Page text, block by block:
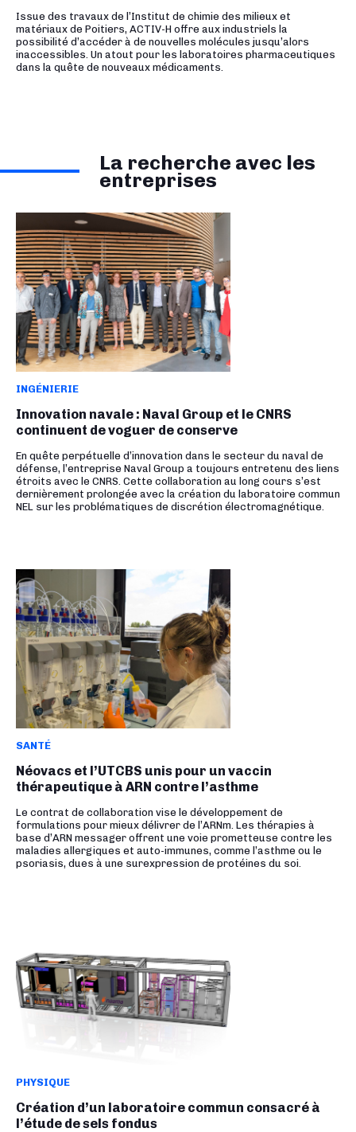
Issue des travaux de l’Institut de chimie des milieux et
matériaux de Poitiers, ACTIV-H offre aux industriels la
possibilité d’accéder à de nouvelles molécules jusqu’alors
inaccessibles. Un atout pour les laboratoires pharmaceutiques
dans la quête de nouveaux médicaments.
La recherche avec les
entreprises
INGÉNIERIE
Innovation navale : Naval Group et le CNRS
continuent de voguer de conserve
En quête perpétuelle d’innovation dans le secteur du naval de
défense, l’entreprise Naval Group a toujours entretenu des liens
étroits avec le CNRS. Cette collaboration au long cours s’est
dernièrement prolongée avec la création du laboratoire commun
NEL sur les problématiques de discrétion électromagnétique.
SANTÉ
Néovacs et l’UTCBS unis pour un vaccin
thérapeutique à ARN contre l’asthme
Le contrat de collaboration vise le développement de
formulations pour mieux délivrer de l’ARNm. Les thérapies à
base d’ARN messager offrent une voie prometteuse contre les
maladies allergiques et auto-immunes, comme l’asthme ou le
psoriasis, dues à une surexpression de protéines du soi.
PHYSIQUE
Création d’un laboratoire commun consacré à
l’étude de sels fondus